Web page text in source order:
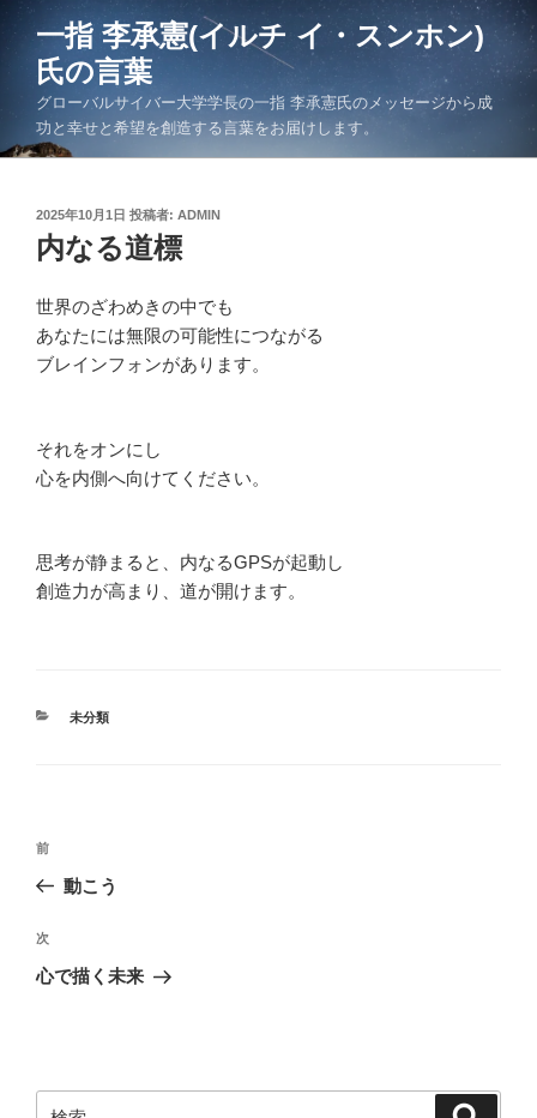
へ
一指 李承憲(イルチ イ・スンホン)
氏の言葉
グローバルサイバー大学学長の一指 李承憲氏のメッセージから成
功と幸せと希望を創造する言葉をお届けします。
投
日:
2025年10月1日 投稿者: ADMIN
内なる道標
世界のざわめきの中でも
あなたには無限の可能性につながる
ブレインフォンがあります。
それをオンにし
心を内側へ向けてください。
思考が静まると、内なるGPSが起動し
創造力が高まり、道が開けます。
カ
未分類
投
ビ
ゲ
ン
前
の
稿
前
動こう
次
の
次
心で描く未来